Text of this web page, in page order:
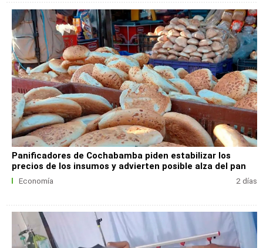
Panificadores de Cochabamba piden estabilizar los
precios de los insumos y advierten posible alza del pan
Economía 2 días